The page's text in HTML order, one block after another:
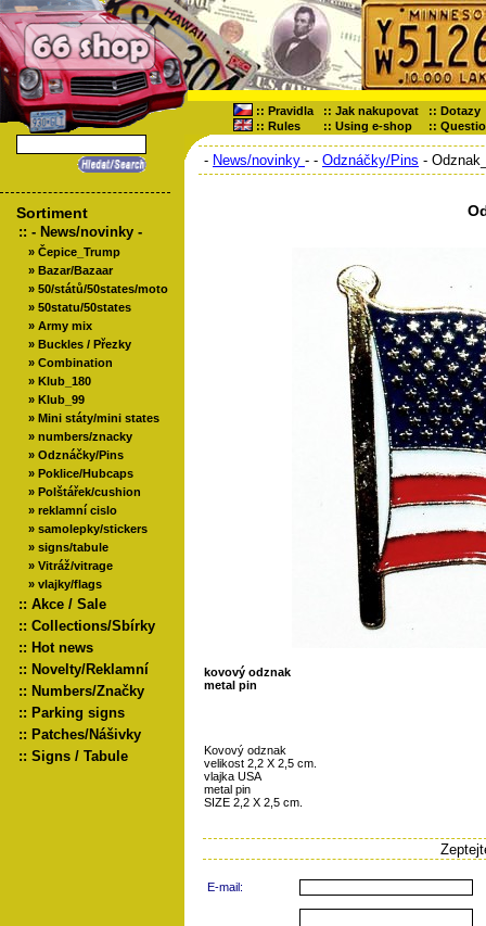
:: Pravidla :: Jak nakupovat :: Dotazy
:: Rules :: Using e-shop ::
Sortiment
:: - News/novinky -
» Čepice_Trump
» Bazar/Bazaar
» 50/států/50states/moto
» 50statu/50states
» Army mix
» Buckles / Přezky
» Combination
» Klub_180
» Klub_99
» Mini státy/mini states
» numbers/znacky
» Odznáčky/Pins
» Poklice/Hubcaps
» Polštářek/cushion
» reklamní cislo
» samolepky/stickers
» signs/tabule
» Vitráž/vitrage
» vlajky/flags
:: Akce / Sale
:: Collections/Sbírky
:: Hot news
:: Novelty/Reklamní
:: Numbers/Značky
:: Parking signs
:: Patches/Nášivky
:: Signs / Tabule
- News/novinky - - Odznáčky/Pins -
kovový odznak
metal pin
Kovový odznak
velikost 2,2 X 2,5 cm.
vlajka USA
metal pin
SIZE 2,2 X 2,5 cm.
E-mail: